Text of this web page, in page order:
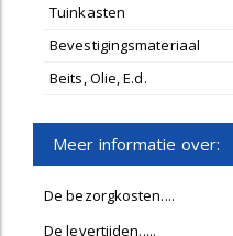
Tuinkasten
Bevestigingsmateriaal
Beits, Olie, E.d.
Meer informatie over:
De bezorgkosten....
De levertijden.....